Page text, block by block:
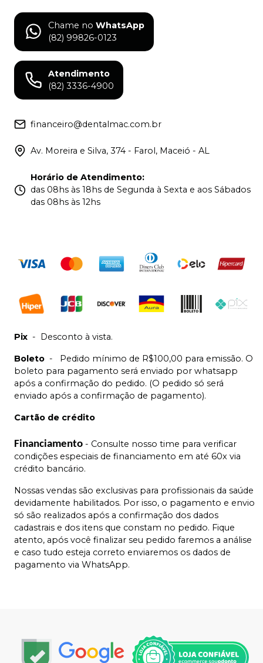
Chame no WhatsApp
(82) 99826-0123
Atendimento
(82) 3336-4900
financeiro@dentalmac.com.br
Av. Moreira e Silva, 374 - Farol, Maceió - AL
Horário de Atendimento:
das 08hs às 18hs de Segunda à Sexta e aos Sábados
das 08hs às 12hs
Pix - Desconto à vista.
Boleto -
Pedido mínimo de R$100,00 para emissão. O
boleto para pagamento será enviado por whatsapp
após a confirmação do pedido. (O pedido só será
enviado após a confirmação de pagamento).
Cartão de crédito
Financiamento - Consulte nosso time para verificar
condições especiais de financiamento em até 60x via
crédito bancário.
Nossas vendas são exclusivas para profissionais da saúde
devidamente habilitados. Por isso, o pagamento e envio
só são realizados após a confirmação dos dados
cadastrais e dos itens que constam no pedido. Fique
atento, após você finalizar seu pedido faremos a análise
e caso tudo esteja correto enviaremos os dados de
pagamento via WhatsApp.